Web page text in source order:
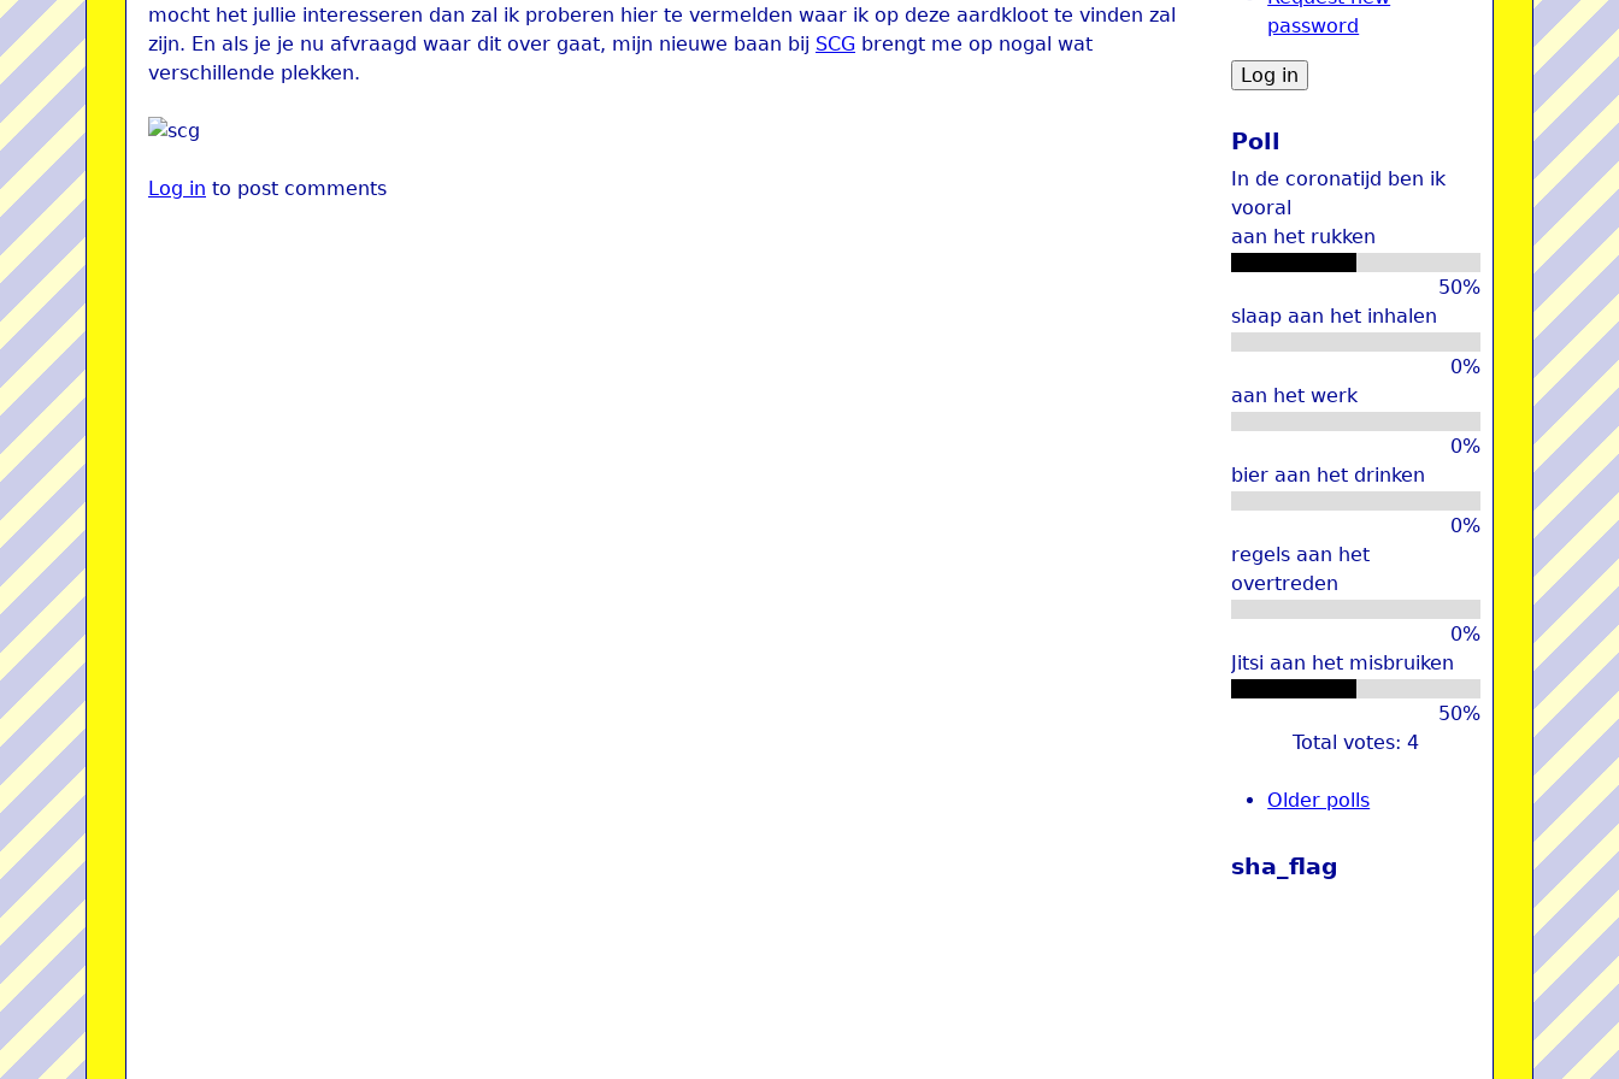
mocht het jullie interesseren dan zal ik proberen hier te vermelden waar ik op deze aardkloot te vinden zal
zijn. En als je je nu afvraagd waar dit over gaat, mijn nieuwe baan bij SCG brengt me op nogal wat
verschillende plekken.
Log in to post comments
password
Poll
In de coronatijd ben ik
vooral
aan het rukken
50%
slaap aan het inhalen
0%
aan het werk
0%
bier aan het drinken
0%
regels aan het
overtreden
0%
Jitsi aan het misbruiken
50%
Total votes: 4
Older polls
sha_flag